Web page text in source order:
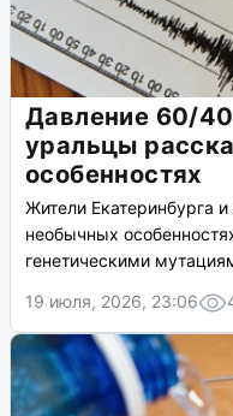
Давление 60/
уральцы
особенностях
Жители Екатеринбурга
необычных
генетическими
19 июля, 2026, 23:06